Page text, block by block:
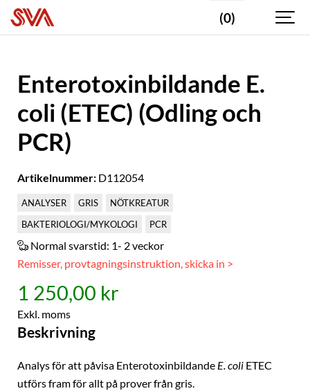
(0)
Enterotoxinbildande E.
coli (ETEC) (Odling och
PCR)
Artikelnummer: D112054
ANALYSER GRIS
NÖTKREATUR
BAKTERIOLOGI/MYKOLOGI
PCR
Normal svarstid: 1- 2 veckor
Remisser, provtagningsinstruktion, skicka in >
1 250,00 kr
Exkl. moms
Beskrivning
Analys för att påvisa Enterotoxinbildande E. coli ETEC
utförs fram för allt på prover från gris.